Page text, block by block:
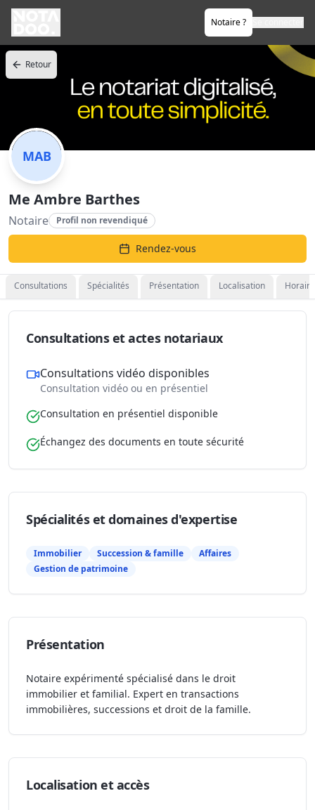
Notaire ?
Retour
MAB
Me Ambre Barthes
Notaire Profil non revendiqué
Rendez-vous
Consultations Spécialités Présentation Localisation
Consultations et actes notariaux
Consultations vidéo disponibles
Consultation vidéo ou en présentiel
Consultation en présentiel disponible
Échangez des documents en toute sécurité
Spécialités et domaines d'expertise
Immobilier Succession & famille
Affaires
Gestion de patrimoine
Présentation
Notaire expérimenté spécialisé dans le droit
immobilier et familial. Expert en transactions
immobilières, successions et droit de la famille.
Localisation et accès